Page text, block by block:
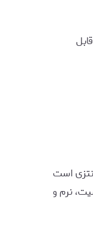
است
نرم و